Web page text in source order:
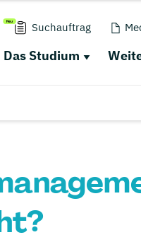
Suchauftrag
Das Studium